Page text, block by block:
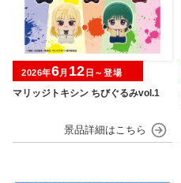
マリッジトキシン ちびぐるみvol.1
2026年6月 12 日～登場